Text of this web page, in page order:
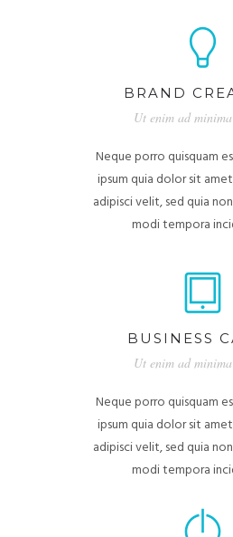
BRAND
Ut enim ad
Neque porro quisquam
ipsum quia dolor sit
adipisci velit, sed quia
modi tempora
BUSINESS
Ut enim ad
Neque porro quisquam
ipsum quia dolor sit
adipisci velit, sed quia
modi tempora